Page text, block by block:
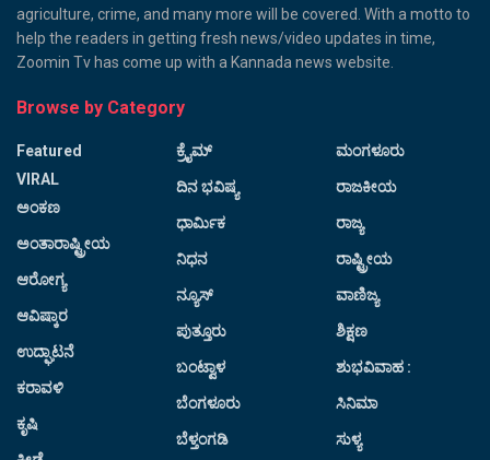
agriculture, crime, and many more will be covered. With a motto to
help the readers in getting fresh news/video updates in time,
Zoomin Tv has come up with a Kannada news website.
Browse by Category
Featured
VIRAL
ಅಂಕಣ
ಅಂತಾರಾಷ್ಟ್ರೀಯ
ಆರೋಗ್ಯ
ಆವಿಷ್ಕಾರ
ಉದ್ಘಾಟನೆ
ಕರಾವಳಿ
ಕೃಷಿ
ಕ್ರೈಮ್
ದಿನ ಭವಿಷ್ಯ
ಧಾರ್ಮಿಕ
ನಿಧನ
ನ್ಯೂಸ್
ಪುತ್ತೂರು
ಬಂಟ್ವಾಳ
ಬೆಂಗಳೂರು
ಬೆಳ್ತಂಗಡಿ
ಮಂಗಳೂರು
ರಾಜಕೀಯ
ರಾಜ್ಯ
ರಾಷ್ಟ್ರೀಯ
ವಾಣಿಜ್ಯ
ಶಿಕ್ಷಣ
ಶುಭವಿವಾಹ :
ಸಿನಿಮಾ
ಸುಳ್ಯ